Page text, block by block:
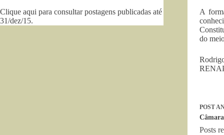
A
do
POST
Posts
Clique aqui para consultar postagens publicadas até
31/dez/15.